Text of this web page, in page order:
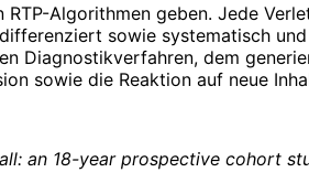
Algorithmen geben. Jede
sowie systematisch
Diagnostikverfahren, dem
sowie die Reaktion auf neue
an 18-year prospective cohort